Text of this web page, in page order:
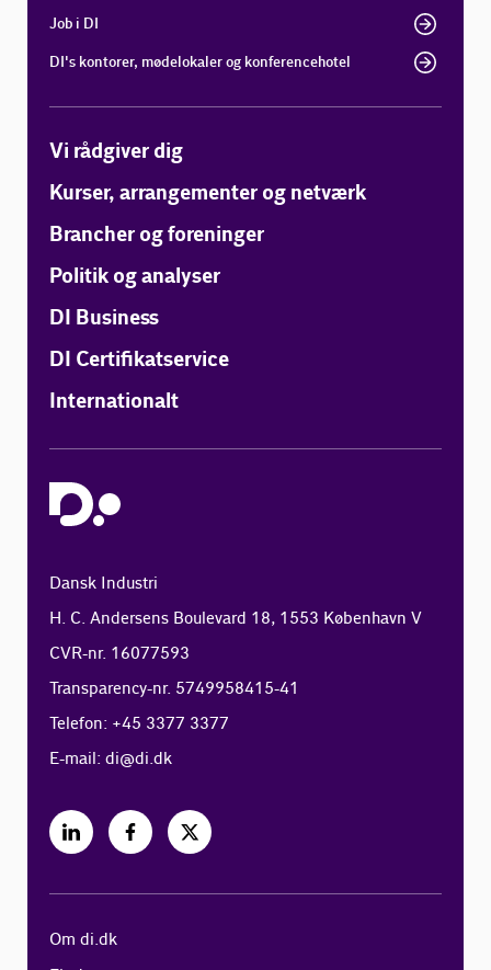
Job i DI
DI's kontorer, mødelokaler og konferencehotel
Vi rådgiver dig
Kurser, arrangementer og netværk
Brancher og foreninger
Politik og analyser
DI Business
DI Certifikatservice
Internationalt
Dansk Industri
H. C. Andersens Boulevard 18, 1553 København V
CVR-nr. 16077593
Transparency-nr. 5749958415-41
Telefon: +45 3377 3377
E-mail:di@di.dk
Om di.dk